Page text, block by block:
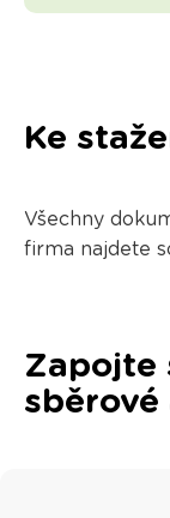
Ke
Všechny
firma najdete
Zapojte
sběrové